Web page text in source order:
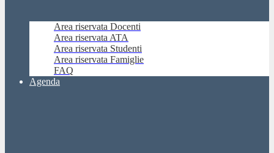
Area riservata Docenti
Area riservata ATA
Area riservata Studenti
Area riservata Famiglie
FAQ
Agenda